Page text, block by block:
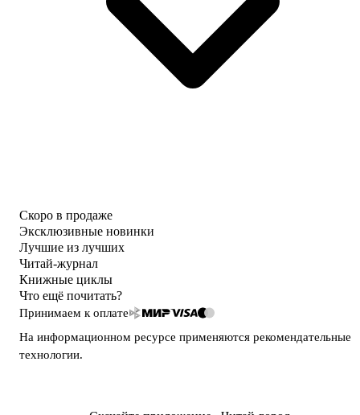
Скоро в продаже
Эксклюзивные новинки
Лучшие из лучших
Читай-журнал
Книжные циклы
Что ещё почитать?
Принимаем к оплате
На информационном ресурсе применяются рекомендательные
технологии.